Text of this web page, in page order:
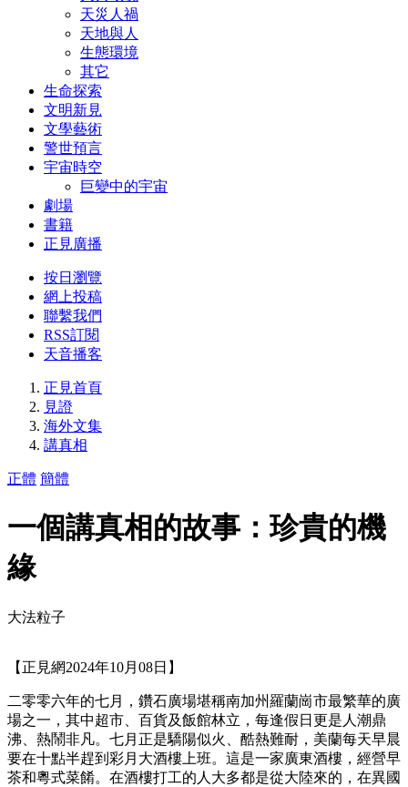
天災人禍
天地與人
生態環境
其它
生命探索
文明新見
文學藝術
警世預言
宇宙時空
巨變中的宇宙
劇場
書籍
正見廣播
按日瀏覽
網上投稿
聯繫我們
RSS訂閱
天音播客
正見首頁
見證
海外文集
講真相
正體 簡體
一個講真相的故事：珍貴的機
緣
大法粒子
【正見網2024年10月08日】
二零零六年的七月，鑽石廣場堪稱南加州羅蘭崗市最繁華的廣
場之一，其中超市、百貨及飯館林立，每逢假日更是人潮鼎
沸、熱鬧非凡。七月正是驕陽似火、酷熱難耐，美蘭每天早晨
要在十點半趕到彩月大酒樓上班。這是一家廣東酒樓，經營早
茶和粵式菜餚。在酒樓打工的人大多都是從大陸來的，在異國